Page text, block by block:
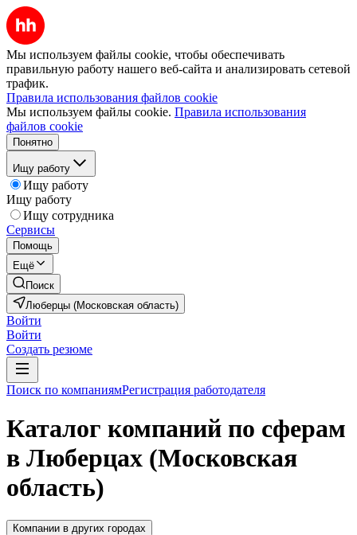
Мы используем файлы cookie, чтобы обеспечивать
правильную работу нашего веб-сайта и анализировать сетевой
трафик.
Правила использования файлов cookie
Мы используем файлы cookie. Правила использования
файлов cookie
Понятно
Ищу работу
Ищу работу
Ищу работу
Ищу сотрудника
Сервисы
Помощь
Ещё
Поиск
Люберцы (Московская область)
Войти
Войти
Создать резюме
Поиск по компаниямРегистрация работодателя
Каталог компаний по сферам
в Люберцах (Московская
область)
Компании в других городах